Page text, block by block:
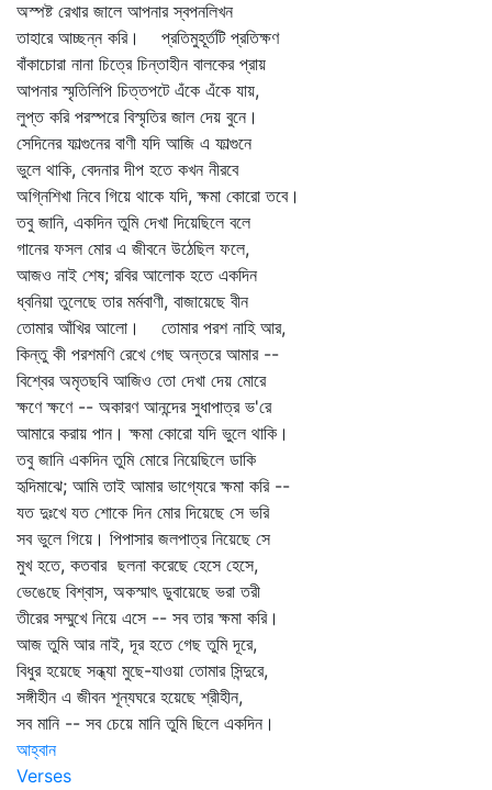
অস্পষ্ট রেখার জালে আপনার স্বপনলিখন
তাহারে আচ্ছন্ন করি। প্রতিমুহূর্তটি প্রতিক্ষণ
বাঁকাচোরা নানা চিত্রে চিন্তাহীন বালকের প্রায়
আপনার স্মৃতিলিপি চিত্তপটে এঁকে এঁকে যায়,
লুপ্ত করি পরস্পরে বিস্মৃতির জাল দেয় বুনে।
সেদিনের ফাল্গুনের বাণী যদি আজি এ ফাল্গুনে
ভুলে থাকি, বেদনার দীপ হতে কখন নীরবে
অগ্নিশিখা নিবে গিয়ে থাকে যদি, ক্ষমা কোরো তবে।
তবু জানি, একদিন তুমি দেখা দিয়েছিলে বলে
গানের ফসল মোর এ জীবনে উঠেছিল ফলে,
আজও নাই শেষ; রবির আলোক হতে একদিন
ধ্বনিয়া তুলেছে তার মর্মবাণী, বাজায়েছে বীন
তোমার আঁখির আলো। তোমার পরশ নাহি আর,
কিন্তু কী পরশমণি রেখে গেছ অন্তরে আমার --
বিশ্বের অমৃতছবি আজিও তো দেখা দেয় মোরে
ক্ষণে ক্ষণে -- অকারণ আনন্দের সুধাপাত্র ভ'রে
আমারে করায় পান। ক্ষমা কোরো যদি ভুলে থাকি।
তবু জানি একদিন তুমি মোরে নিয়েছিলে ডাকি
হৃদিমাঝে; আমি তাই আমার ভাগ্যেরে ক্ষমা করি --
যত দুঃখে যত শোকে দিন মোর দিয়েছে সে ভরি
সব ভুলে গিয়ে। পিপাসার জলপাত্র নিয়েছে সে
মুখ হতে, কতবার ছলনা করেছে হেসে হেসে,
ভেঙেছে বিশ্বাস, অকস্মাৎ ডুবায়েছে ভরা তরী
তীরের সম্মুখে নিয়ে এসে -- সব তার ক্ষমা করি।
আজ তুমি আর নাই, দূর হতে গেছ তুমি দূরে,
বিধুর হয়েছে সন্ধ্যা মুছে-যাওয়া তোমার সিন্দুরে,
সঙ্গীহীন এ জীবন শূন্যঘরে হয়েছে শ্রীহীন,
সব মানি -- সব চেয়ে মানি তুমি ছিলে একদিন।
আহ্বান
Verses